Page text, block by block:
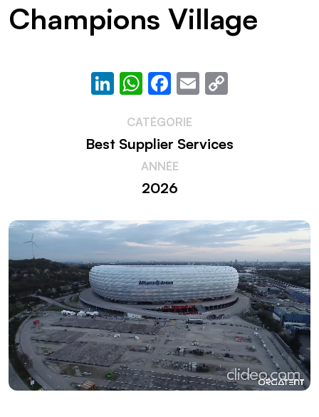
Champions Village
LinkedIn
WhatsApp
Facebook
Email
CATÉGORIE
Best Supplier Services
ANNÉE
2026